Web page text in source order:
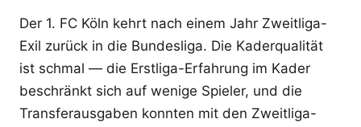
Der 1. FC Köln kehrt nach einem Jahr Zweitliga-
Exil zurück in die Bundesliga. Die Kaderqualität
ist schmal — die Erstliga-Erfahrung im Kader
beschränkt sich auf wenige Spieler, und die
Transferausgaben konnten mit den Zweitliga-